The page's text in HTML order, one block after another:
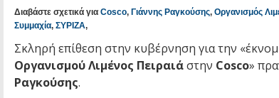
Διαβάστε σχετικά για Cosco, Γιάννης Ραγκούσης, Οργανισμός
Συμμαχία, ΣΥΡΙΖΑ,
Σκληρή επίθεση στην κυβέρνηση για την
Οργανισμού Λιμένος Πειραιάστην Cosco»
Ραγκούσης.